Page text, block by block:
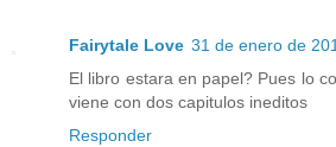
Fairytale Love 31 de enero de
El libro estara en papel? Pues lo
viene con dos capitulos ineditos
Responder